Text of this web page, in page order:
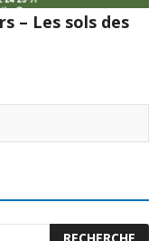
– Les sols des